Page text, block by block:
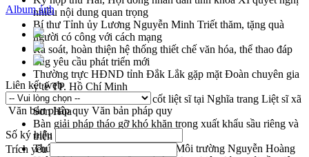
nhiều nội dung quan trọng
Bí thư Tỉnh ủy Lương Nguyễn Minh Triết thăm, tặng quà
người có công với cách mạng
Rà soát, hoàn thiện hệ thống thiết chế văn hóa, thể thao đáp
ứng yêu cầu phát triển mới
Thường trực HĐND tỉnh Đắk Lắk gặp mặt Đoàn chuyên gia
y tế TP. Hồ Chí Minh
Lễ truy điệu và an táng hài cốt liệt sĩ tại Nghĩa trang Liệt sĩ xã
Sơn Hòa
Bàn giải pháp tháo gỡ khó khăn trong xuất khẩu sầu riêng và
triển khai quy định EUDR
Thứ trưởng Bộ Nông nghiệp và Môi trường Nguyễn Hoàng
Album ảnh
Liên kết web
Văn bản pháp quy Văn bản pháp quy
Số ký hiệu
Trích yếu